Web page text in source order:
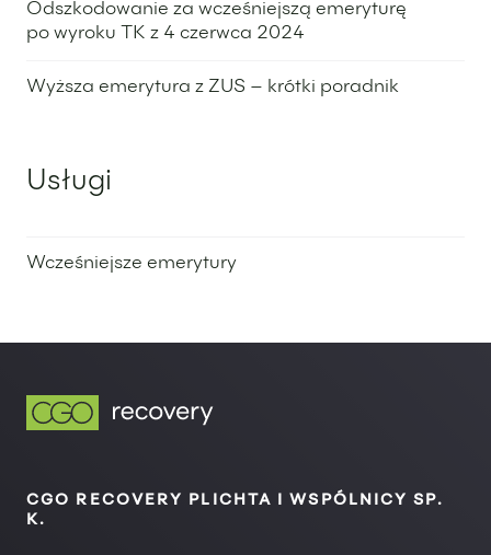
Odszkodowanie za wcześniejszą emeryturę
po wyroku TK z 4 czerwca 2024
Wyższa emerytura z ZUS – krótki poradnik
Usługi
Wcześniejsze emerytury
CGO RECOVERY PLICHTA I WSPÓLNICY SP.
K.